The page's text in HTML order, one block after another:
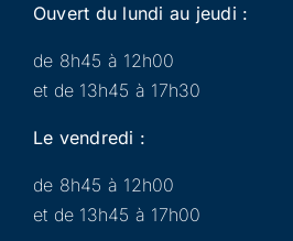
Ouvert du lundi au jeudi :
de 8h45 à 12h00
et de 13h45 à 17h30
Le vendredi :
de 8h45 à 12h00
et de 13h45 à 17h00